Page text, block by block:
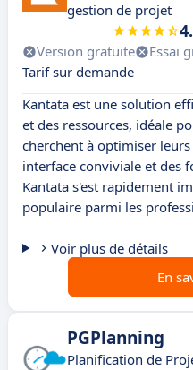
gestion de projet
Version gratuite Essai
Tarif sur demande
Kantata est une solution
et des ressources, idéale
cherchent à optimiser
interface conviviale et des
Kantata s'est rapidement
populaire parmi les
Voir plus de détails
En
PGPlanning
Planification de